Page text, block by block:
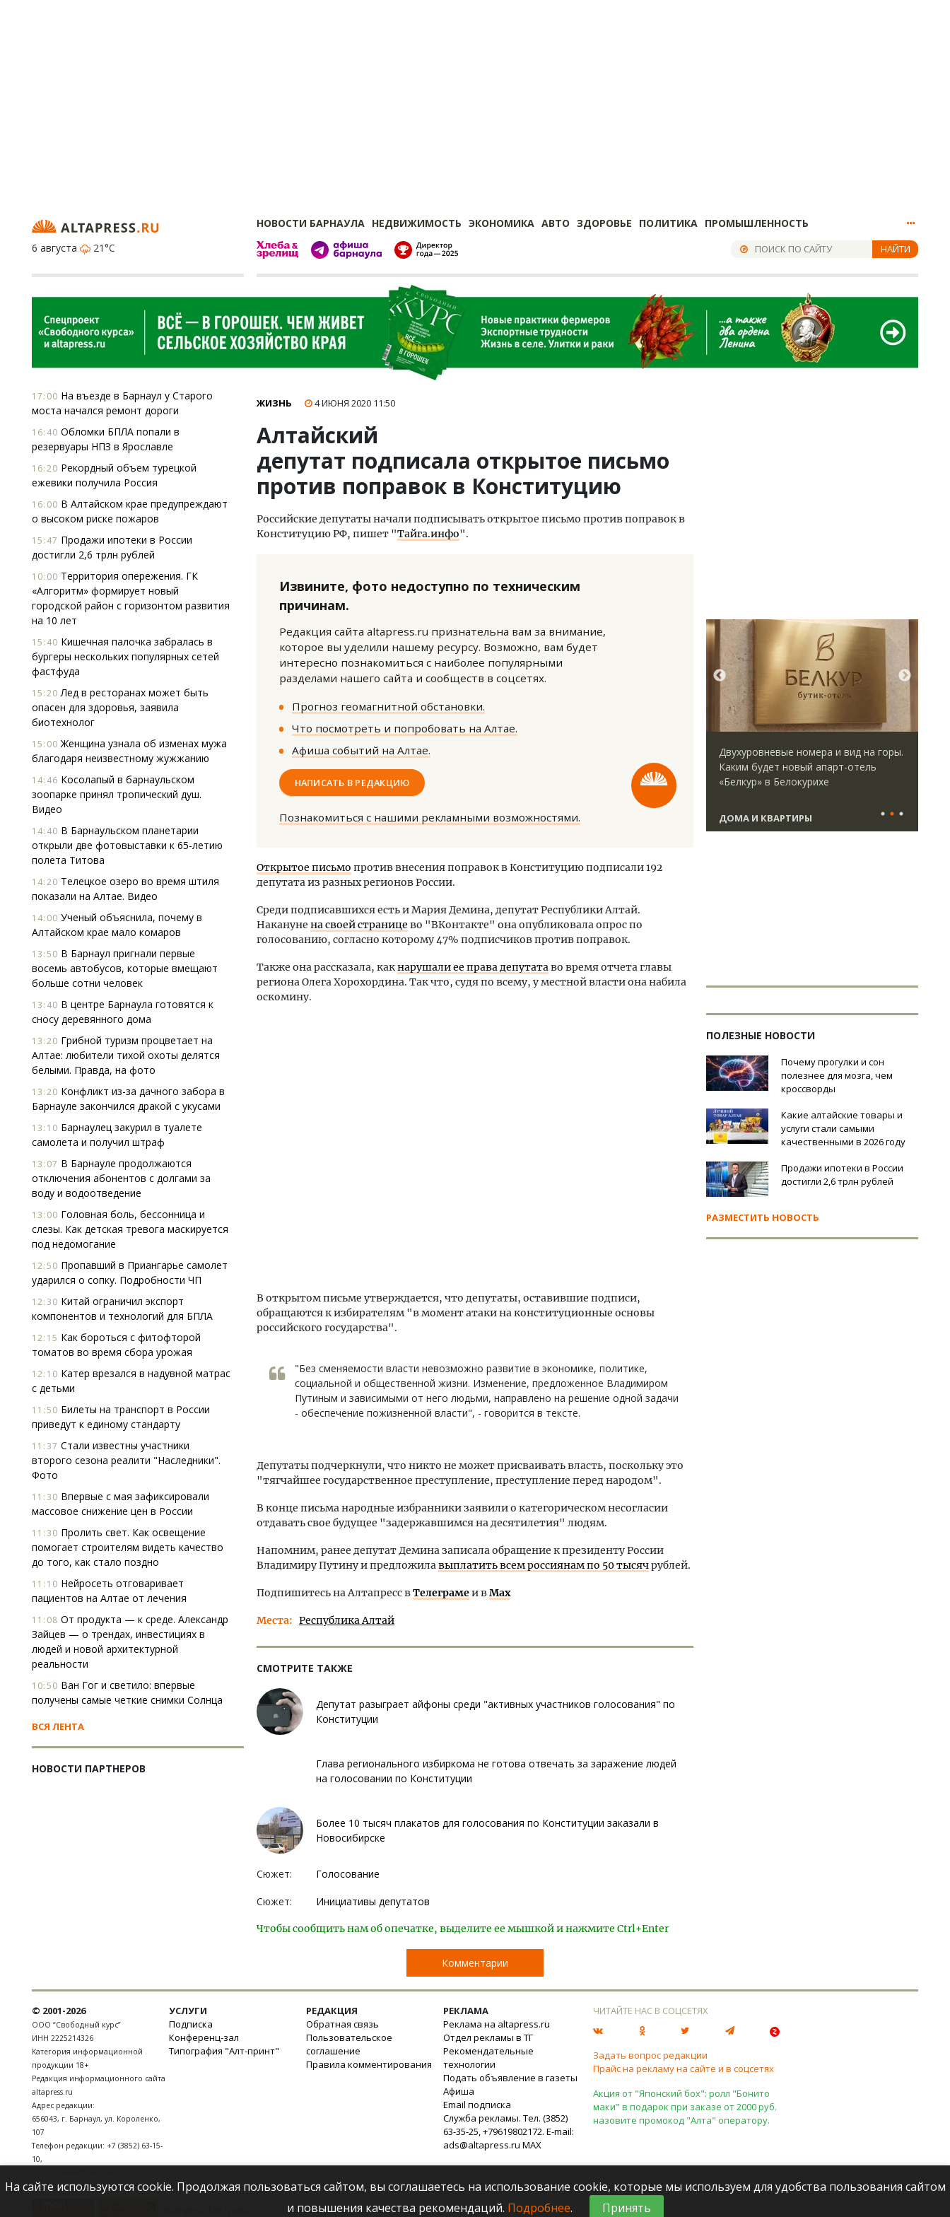
НОВОСТИ БАРНАУЛА НЕДВИЖИМОСТЬ ЭКОНОМИКА АВТО ЗДОРОВЬЕ ПОЛИТИКА ПРОМЫШЛЕННОСТЬ
6 августа
21°C НАЙТИ
17:00 На въезде в Барнаул у Старого
моста начался ремонт дороги
16:40 Обломки БПЛА попали в
резервуары НПЗ в Ярославле
16:20 Рекордный объем турецкой
ежевики получила Россия
16:00 В Алтайском крае предупреждают
о высоком риске пожаров
15:47 Продажи ипотеки в России
достигли 2,6 трлн рублей
10:00 Территория опережения. ГК
«Алгоритм» формирует новый
городской район с горизонтом развития
на 10 лет
15:40 Кишечная палочка забралась в
бургеры нескольких популярных сетей
фастфуда
15:20 Лед в ресторанах может быть
опасен для здоровья, заявила
биотехнолог
15:00 Женщина узнала об изменах мужа
благодаря неизвестному жужжанию
14:46 Косолапый в барнаульском
зоопарке принял тропический душ.
Видео
14:40 В Барнаульском планетарии
открыли две фотовыставки к 65-летию
полета Титова
14:20 Телецкое озеро во время штиля
показали на Алтае. Видео
14:00 Ученый объяснила, почему в
Алтайском крае мало комаров
13:50 В Барнаул пригнали первые
восемь автобусов, которые вмещают
больше сотни человек
13:40 В центре Барнаула готовятся к
сносу деревянного дома
13:20 Грибной туризм процветает на
Алтае: любители тихой охоты делятся
белыми. Правда, на фото
13:20 Конфликт из-за дачного забора в
Барнауле закончился дракой с укусами
13:10 Барнаулец закурил в туалете
самолета и получил штраф
13:07 В Барнауле продолжаются
отключения абонентов с долгами за
воду и водоотведение
13:00 Головная боль, бессонница и
слезы. Как детская тревога маскируется
под недомогание
12:50 Пропавший в Приангарье самолет
ударился о сопку. Подробности ЧП
12:30 Китай ограничил экспорт
компонентов и технологий для БПЛА
12:15 Как бороться с фитофторой
томатов во время сбора урожая
12:10 Катер врезался в надувной матрас
с детьми
11:50 Билеты на транспорт в России
приведут к единому стандарту
11:37 Стали известны участники
второго сезона реалити "Наследники".
Фото
11:30 Впервые с мая зафиксировали
массовое снижение цен в России
11:30 Пролить свет. Как освещение
помогает строи­телям видеть качество
до того, как стало поздно
11:10 Нейросеть отговаривает
пациентов на Алтае от лечения
11:08 От продукта — к среде. Александр
Зайцев — о трендах, инвестициях в
людей и новой архитектурной
реальности
10:50 Ван Гог и светило: впервые
получены самые четкие снимки Солнца
ВСЯ ЛЕНТА
НОВОСТИ ПАРТНЕРОВ
ЖИЗНЬ 4 ИЮНЯ 2020 11:50
Алтайский
депутат подписала открытое письмо
против поправок в Конституцию
Российские депутаты начали подписывать открытое письмо против поправок в
Конституцию РФ, пишет "Тайга.инфо".
Извините, фото недоступно по техническим
причинам.
Редакция сайта altapress.ru признательна вам за внимание,
которое вы уделили нашему ресурсу. Возможно, вам будет
интересно познакомиться с наиболее популярными
разделами нашего сайта и сообществ в соцсетях.
Прогноз геомагнитной обстановки.
Что посмотреть и попробовать на Алтае.
Афиша событий на Алтае.
НАПИСАТЬ В РЕДАКЦИЮ
Познакомиться с нашими рекламными возможностями.
Открытое письмо против внесения поправок в Конституцию подписали 192
депутата из разных регионов России.
Среди подписавшихся есть и Мария Демина, депутат Республики Алтай.
Накануне на своей странице во "ВКонтакте" она опубликовала опрос по
голосованию, согласно которому 47% подписчиков против поправок.
Также она рассказала, какнарушали ее права депутатаво время отчета главы
региона Олега Хорохордина. Так что, судя по всему, у местной власти она набила
оскомину.
В открытом письме утверждается, что депутаты, оставившие подписи,
обращаются к избирателям "в момент атаки на конституционные основы
российского государства".
"Без сменяемости власти невозможно развитие в экономике, политике,
социальной и общественной жизни. Изменение, предложенное Владимиром
Путиным и зависимыми от него людьми, направлено на решение одной задачи
- обеспечение пожизненной власти", - говорится в тексте.
Депутаты подчеркнули, что никто не может присваивать власть, поскольку это
"тягчайшее государственное преступление, преступление перед народом".
В конце письма народные избранники заявили о категорическом несогласии
отдавать свое будущее "задержавшимся на десятилетия" людям.
Напомним, ранее депутат Демина записала обращение к президенту России
Владимиру Путину и предложилавыплатить всем россиянам по 50 тысячрублей.
Подпишитесь на Алтапресс вТелеграмеи вMax
Места Республика Алтай
СМОТРИТЕ ТАКЖЕ
Депутат разыграет айфоны среди "активных участников голосования" по
Конституции
Глава регионального избиркома не готова отвечать за заражение людей
на голосовании по Конституции
Более 10 тысяч плакатов для голосования по Конституции заказали в
Новосибирске
Сюжет: Голосование
Сюжет: Инициативы депутатов
Чтобы сообщить нам об опечатке, выделите ее мышкой и нажмите Ctrl+Enter
Комментарии
Архитектурный код начинается с
земли. Мощение крупноформатными
плитами становится новым
стандартом благоустройства
СТРОИТЕЛЬСТВО
Генеральный директор компании
ЗИАС — об эстетике городов,
трендах в фасадах и развитии рынка
СТРОИТЕЛЬСТВО
Двухуровневые номера и вид на горы.
Каким будет новый апарт-отель
«Белкур» в Белокурихе
ДОМА И КВАРТИРЫ
ПОЛЕЗНЫЕ НОВОСТИ
Почему прогулки и сон
полезнее для мозга, чем
кроссворды
Какие алтайские товары и
услуги стали самыми
качественными в 2026 году
Продажи ипотеки в России
достигли 2,6 трлн рублей
РАЗМЕСТИТЬ НОВОСТЬ
© 2001-2026
ООО “Свободный курс”
ИНН 2225214326
Категория информационной
продукции 18+
Редакция информационного сайта
altapress.ru
Адрес редакции:
656043, г. Барнаул, ул. Короленко,
107
Телефон редакции: +7 (3852) 63-15-
10,
УСЛУГИ
Подписка
Конференц-зал
Типография "Алт-принт"
РЕДАКЦИЯ
Обратная связь
Пользовательское
соглашение
Правила комментирования
РЕКЛАМА
Реклама на altapress.ru
Отдел рекламы в ТГ
Рекомендательные
технологии
Подать объявление в газеты
Афиша
Email подписка
Служба рекламы. Тел. (3852)
63-35-25, +79619802172. E-mail:
ads@altapress.ru MAX
ЧИТАЙТЕ НАС В СОЦСЕТЯХ
Задать вопрос редакции
Прайс на рекламу на сайте и в соцсетях
Акция от "Японский бох": ролл "Бонито
маки" в подарок при заказе от 2000 руб.
назовите промокод "Алта" оператору.
На сайте используются cookie. Продолжая пользоваться сайтом, вы соглашаетесь на использование cookie, которые мы используем для удобства пользования сайтом
и повышения качества рекомендаций. Подробнее. Принять